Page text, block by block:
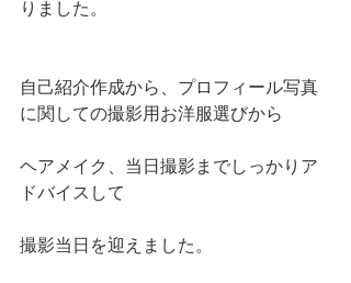
りました。
自己紹介作成から、プロフィール写真
に関しての撮影用お洋服選びから
ヘアメイク、当日撮影までしっかりア
ドバイスして
撮影当日を迎えました。